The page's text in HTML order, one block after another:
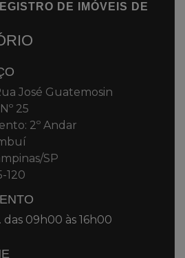
DE IMÓVEIS DE
José Guatemosin
25
2º Andar
SP
120
das 09h00 às 16h00